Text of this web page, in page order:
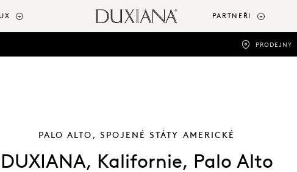
PARTNEŘI
PRODEJNY
PALO ALTO, SPOJENÉ STÁTY AMERICKÉ
DUXIANA, Kalifornie, Palo Alto